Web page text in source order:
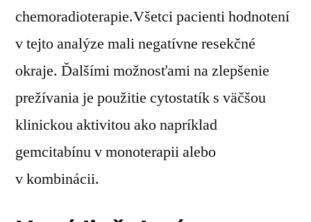
chemoradioterapie.Všetci pacienti hodnotení
v tejto analýze mali negatívne resekčné
okraje. Ďalšími možnosťami na zlepšenie
prežívania je použitie cytostatík s väčšou
klinickou aktivitou ako napríklad
gemcitabínu v monoterapii alebo
v kombinácii.